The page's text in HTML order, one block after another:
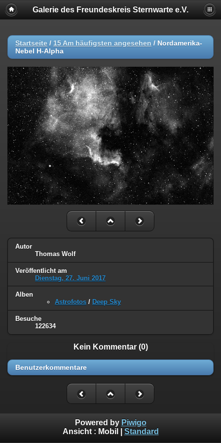
Galerie des Freundeskreis Sternwarte e.V.
Startseite / 15 Am häufigsten angesehen / Nordamerika-
Nebel H-Alpha
Autor
Thomas Wolf
Veröffentlicht am
Dienstag, 27. Juni 2017
Alben
Astrofotos / Deep Sky
Besuche
122634
Kein Kommentar (0)
Benutzerkommentare
Powered by Piwigo
Ansicht : Mobil Standard